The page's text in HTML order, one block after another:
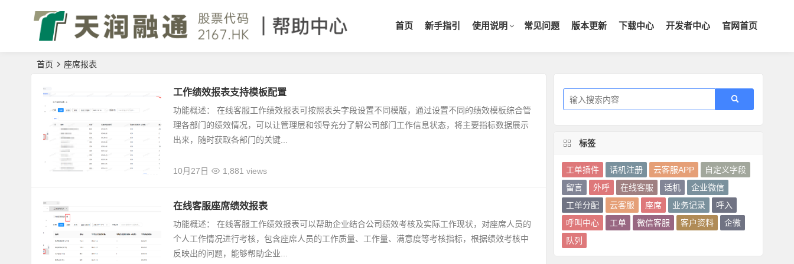
首页 新手指引 使用说明 常见问题 版本更新 下载中心 开发者中心 官网首页
首页 座席报表
工作绩效报表支持模板配置
功能概述： 在线客服工作绩效报表可按照表头字段设置不同模版，通过设置不同的绩效模板综合管
理各部门的绩效情况，可以让管理层和领导充分了解公司部门工作信息状态，将主要指标数据展示
出来，随时获取各部门的关键...
10月27日 1,881 views
在线客服座席绩效报表
功能概述： 在线客服工作绩效报表可以帮助企业结合公司绩效考核及实际工作现状，对座席人员的
个人工作情况进行考核，包含座席人员的工作质量、工作量、满意度等考核指标，根据绩效考核中
反映出的问题，能够帮助企业...
标签
工单插件 话机注册 云客服APP
自定义字段
留言
外呼 在线客服 话机
企业微信
工单分配
云客服 座席 业务记录
呼入
呼叫中心
工单 微信客服 客户资料
企微
队列